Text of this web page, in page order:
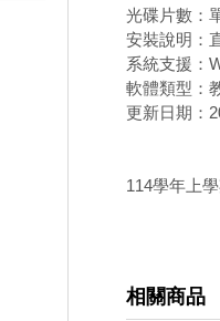
光碟片數：
安裝說明：
系統支援：
軟體類型：
更新日期：
114學年上
相關商品